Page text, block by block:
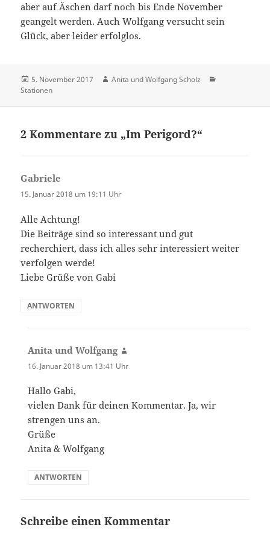
aber auf Äschen darf noch bis Ende November
geangelt werden. Auch Wolfgang versucht sein
Glück, aber leider erfolglos.
Veröffentlicht
am
5. November 2017 Autor
Anita und Wolfgang Scholz
Stationen
2 Kommentare zu „Im Perigord?“
Gabriele
15. Januar 2018 um 19:11 Uhr
Alle Achtung!
Die Beiträge sind so interessant und gut
recherchiert, dass ich alles sehr interessiert weiter
verfolgen werde!
Liebe Grüße von Gabi
ANTWORTEN
Anita und Wolfgang
16. Januar 2018 um 13:41 Uhr
Hallo Gabi,
vielen Dank für deinen Kommentar. Ja, wir
strengen uns an.
Grüße
Anita & Wolfgang
ANTWORTEN
Schreibe einen Kommentar